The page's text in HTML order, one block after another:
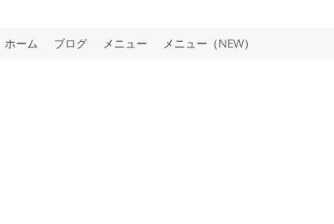
ホーム ブログ メニュー メニュー（NEW）